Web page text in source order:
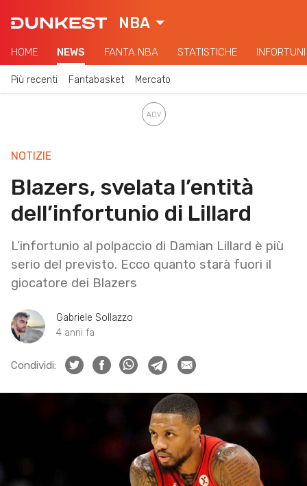
NBA
HOME NEWS FANTA NBA STATISTICHE INFORTUNI
Più recenti Fantabasket Mercato
NOTIZIE
Blazers, svelata l’entità
dell’infortunio di Lillard
L’infortunio al polpaccio di Damian Lillard è più
serio del previsto. Ecco quanto starà fuori il
giocatore dei Blazers
Gabriele Sollazzo
4 anni fa
Condividi: